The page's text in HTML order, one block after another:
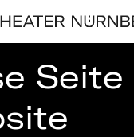
26/27>